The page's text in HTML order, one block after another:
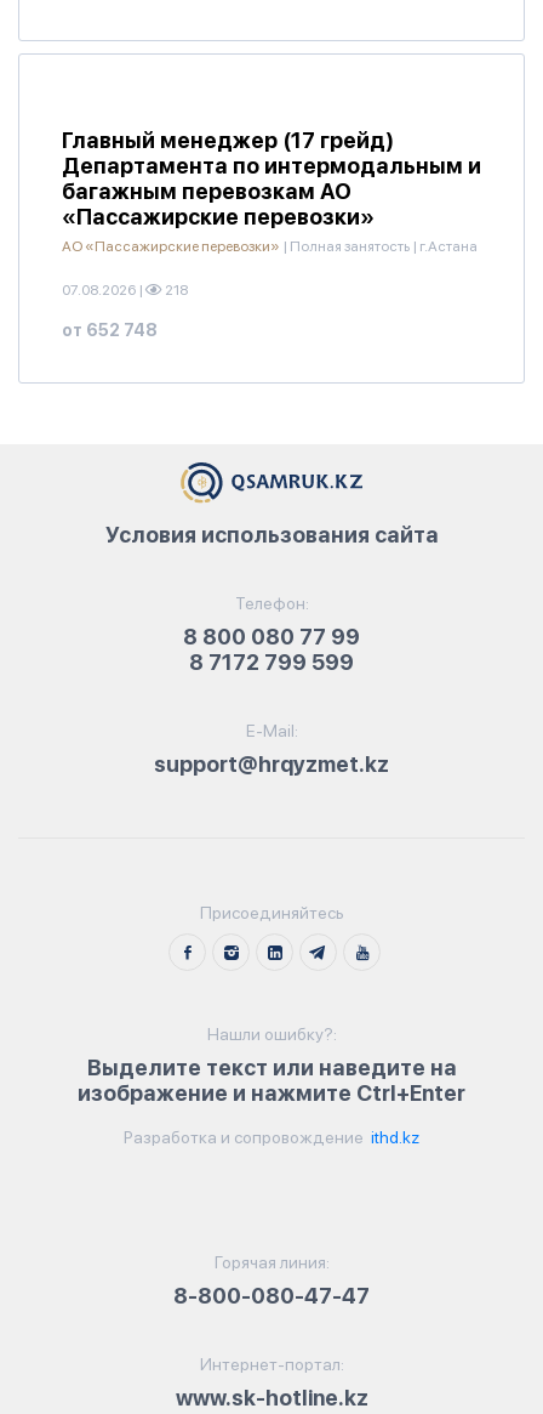
Главный менеджер (17 грейд)
Департамента по интермодальным и
багажным перевозкам АО
«Пассажирские перевозки»
АО «Пассажирские перевозки» | Полная занятость | г.Астана
07.08.2026 | 218
от 652 748
Телефон:
8 800 080 77 99
8 7172 799 599
E-Mail:
support@hrqyzmet.kz
Условия использования сайта
Присоединяйтесь
Нашли ошибку?:
Выделите текст или наведите на
изображение и нажмите Ctrl+Enter
Разработка и сопровождение ithd.kz
Горячая линия:
8-800-080-47-47
Интернет-портал:
www.sk-hotline.kz